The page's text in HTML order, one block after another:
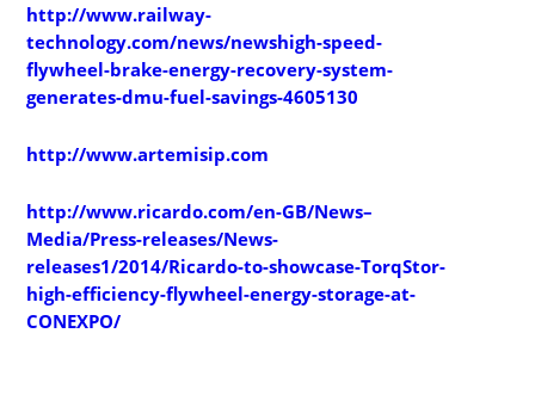
http://www.railway-
technology.com/news/newshigh-speed-
flywheel-brake-energy-recovery-system-
generates-dmu-fuel-savings-4605130
http://www.artemisip.com
http://www.ricardo.com/en-GB/News–
Media/Press-releases/News-
releases1/2014/Ricardo-to-showcase-TorqStor-
high-efficiency-flywheel-energy-storage-at-
CONEXPO/